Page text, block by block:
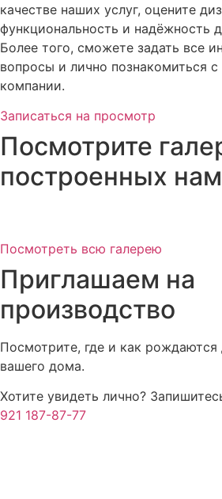
качестве наших услуг, оцените
функциональность и надёжность
Более того, сможете задать все
вопросы и лично познакомиться
компании.
Записаться на просмотр
Посмотрите
построенных
Посмотреть всю галерею
Приглашаем на
производство
Посмотрите, где и как
вашего дома.
Хотите увидеть лично?
921 187-87-77